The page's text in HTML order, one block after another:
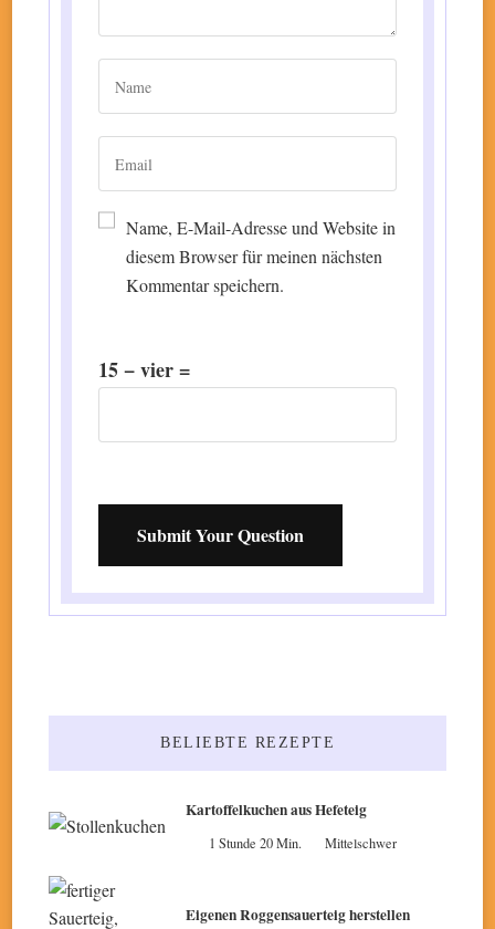
Name, E-Mail-Adresse und Website in
diesem Browser für meinen nächsten
Kommentar speichern.
15 − vier =
BELIEBTE REZEPTE
Kartoffelkuchen aus Hefeteig
1 Stunde 20 Min. Mittelschwer
Eigenen Roggensauerteig herstellen